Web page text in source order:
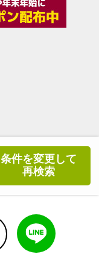
条件を変更して
再検索